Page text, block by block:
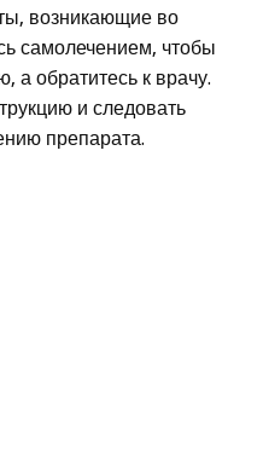
возникающие во
самолечением, чтобы
а обратитесь к врачу.
и следовать
препарата.